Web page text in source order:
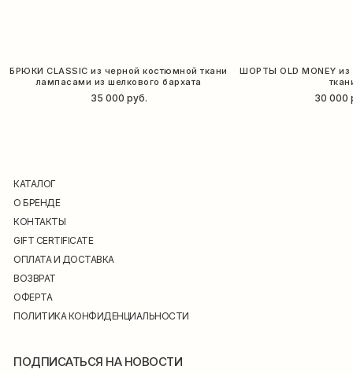
БРЮКИ CLASSIC из черной костюмной ткани
лампасами из шелкового бархата
35 000 руб.
ШОРТЫ OLD MONEY
30 000
ПОЛИТИКА КОНФИДЕНЦИАЛЬНОСТИ
ОФЕРТА
ВОЗВРАТ
ОПЛАТА И ДОСТАВКА
GIFT CERTIFICATE
ПОДПИСАТЬСЯ НА НОВОСТИ
КОНТАКТЫ
О БРЕНДЕ
КАТАЛОГ